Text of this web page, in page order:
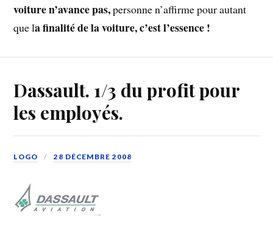
voiture n’avance pas,personne n’affirme pour autant
que la finalité de la voiture, c’est l’essence !
Dassault. 1/3 du profit pour
les employés.
LOGO 28 DÉCEMBRE 2008